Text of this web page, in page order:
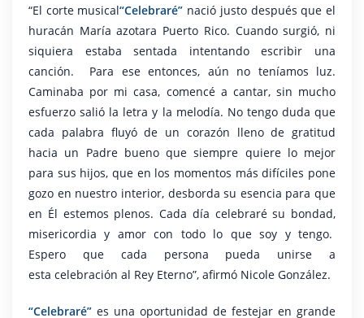
“El corte musical“Celebraré” nació justo después que el
huracán María azotara Puerto Rico. Cuando surgió, ni
siquiera estaba sentada intentando escribir una
canción. Para ese entonces, aún no teníamos luz.
Caminaba por mi casa, comencé a cantar, sin mucho
esfuerzo salió la letra y la melodía. No tengo duda que
cada palabra fluyó de un corazón lleno de gratitud
hacia un Padre bueno que siempre quiere lo mejor
para sus hijos, que en los momentos más difíciles pone
gozo en nuestro interior, desborda su esencia para que
en Él estemos plenos. Cada día celebraré su bondad,
misericordia y amor con todo lo que soy y tengo.
Espero que cada persona pueda unirse a
esta celebración al Rey Eterno”, afirmó Nicole González.
“Celebraré” es una oportunidad de festejar en grande